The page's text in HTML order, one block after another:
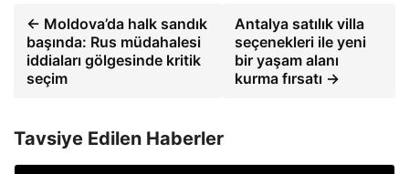
← Moldova’da halk sandık
başında: Rus müdahalesi
iddiaları gölgesinde kritik
seçim
Antalya satılık villa
seçenekleri ile yeni
bir yaşam alanı
kurma fırsatı →
Tavsiye Edilen Haberler